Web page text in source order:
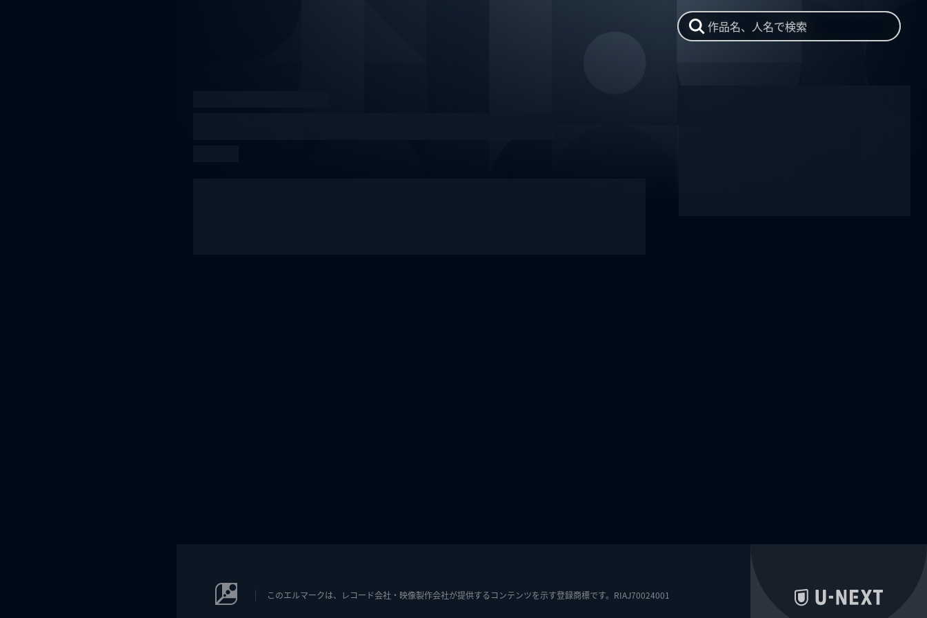
作品名、人名で検索
このエルマークは、レコード会社・映像製作会社が提供するコンテンツを示す登録商標です。RIAJ70024001